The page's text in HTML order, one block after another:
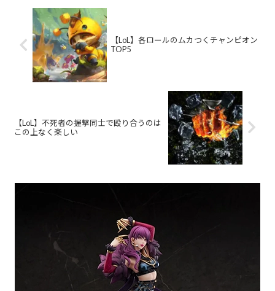
【LoL】各ロールのムカつくチャンピオン
TOP5
【LoL】不死者の握撃同士で殴り合うのは
この上なく楽しい